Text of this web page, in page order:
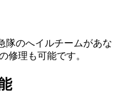
隊のへイルチームがあな
修理も可能です。